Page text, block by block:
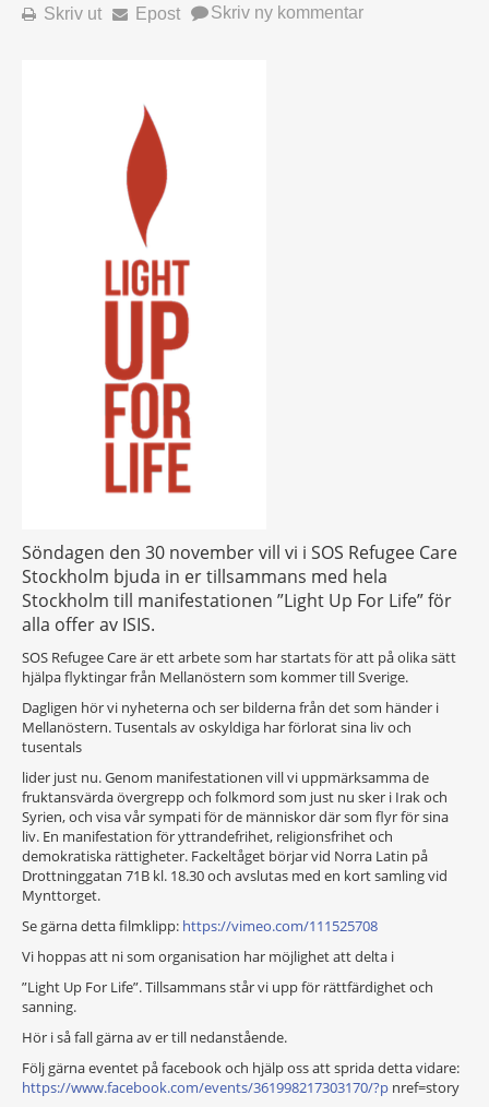
Skriv ut Epost Skriv ny kommentar
Söndagen den 30 november vill vi i SOS Refugee Care
Stockholm bjuda in er tillsammans med hela
Stockholm till manifestationen ”Light Up For Life” för
alla offer av ISIS.
SOS Refugee Care är ett arbete som har startats för att på olika sätt
hjälpa flyktingar från Mellanöstern som kommer till Sverige.
Dagligen hör vi nyheterna och ser bilderna från det som händer i
Mellanöstern. Tusentals av oskyldiga har förlorat sina liv och
tusentals
lider just nu. Genom manifestationen vill vi uppmärksamma de
fruktansvärda övergrepp och folkmord som just nu sker i Irak och
Syrien, och visa vår sympati för de människor där som flyr för sina
liv. En manifestation för yttrandefrihet, religionsfrihet och
demokratiska rättigheter. Fackeltåget börjar vid Norra Latin på
Drottninggatan 71B kl. 18.30 och avslutas med en kort samling vid
Mynttorget.
Se gärna detta filmklipp: https://vimeo.com/111525708
Vi hoppas att ni som organisation har möjlighet att delta i
”Light Up For Life”. Tillsammans står vi upp för rättfärdighet och
sanning.
Hör i så fall gärna av er till nedanstående.
Följ gärna eventet på facebook och hjälp oss att sprida detta vidare:
https://www.facebook.com/events/361998217303170/?p nref=story